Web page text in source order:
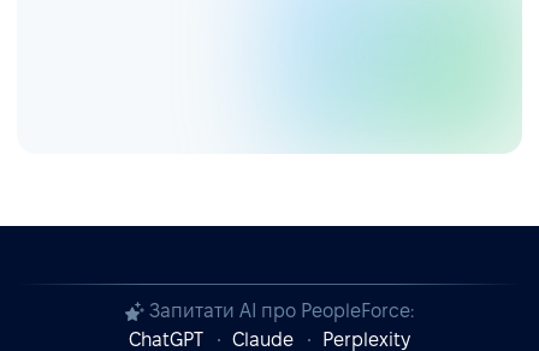
Запитати AI про PeopleForce:
ChatGPT
Claude Perplexity